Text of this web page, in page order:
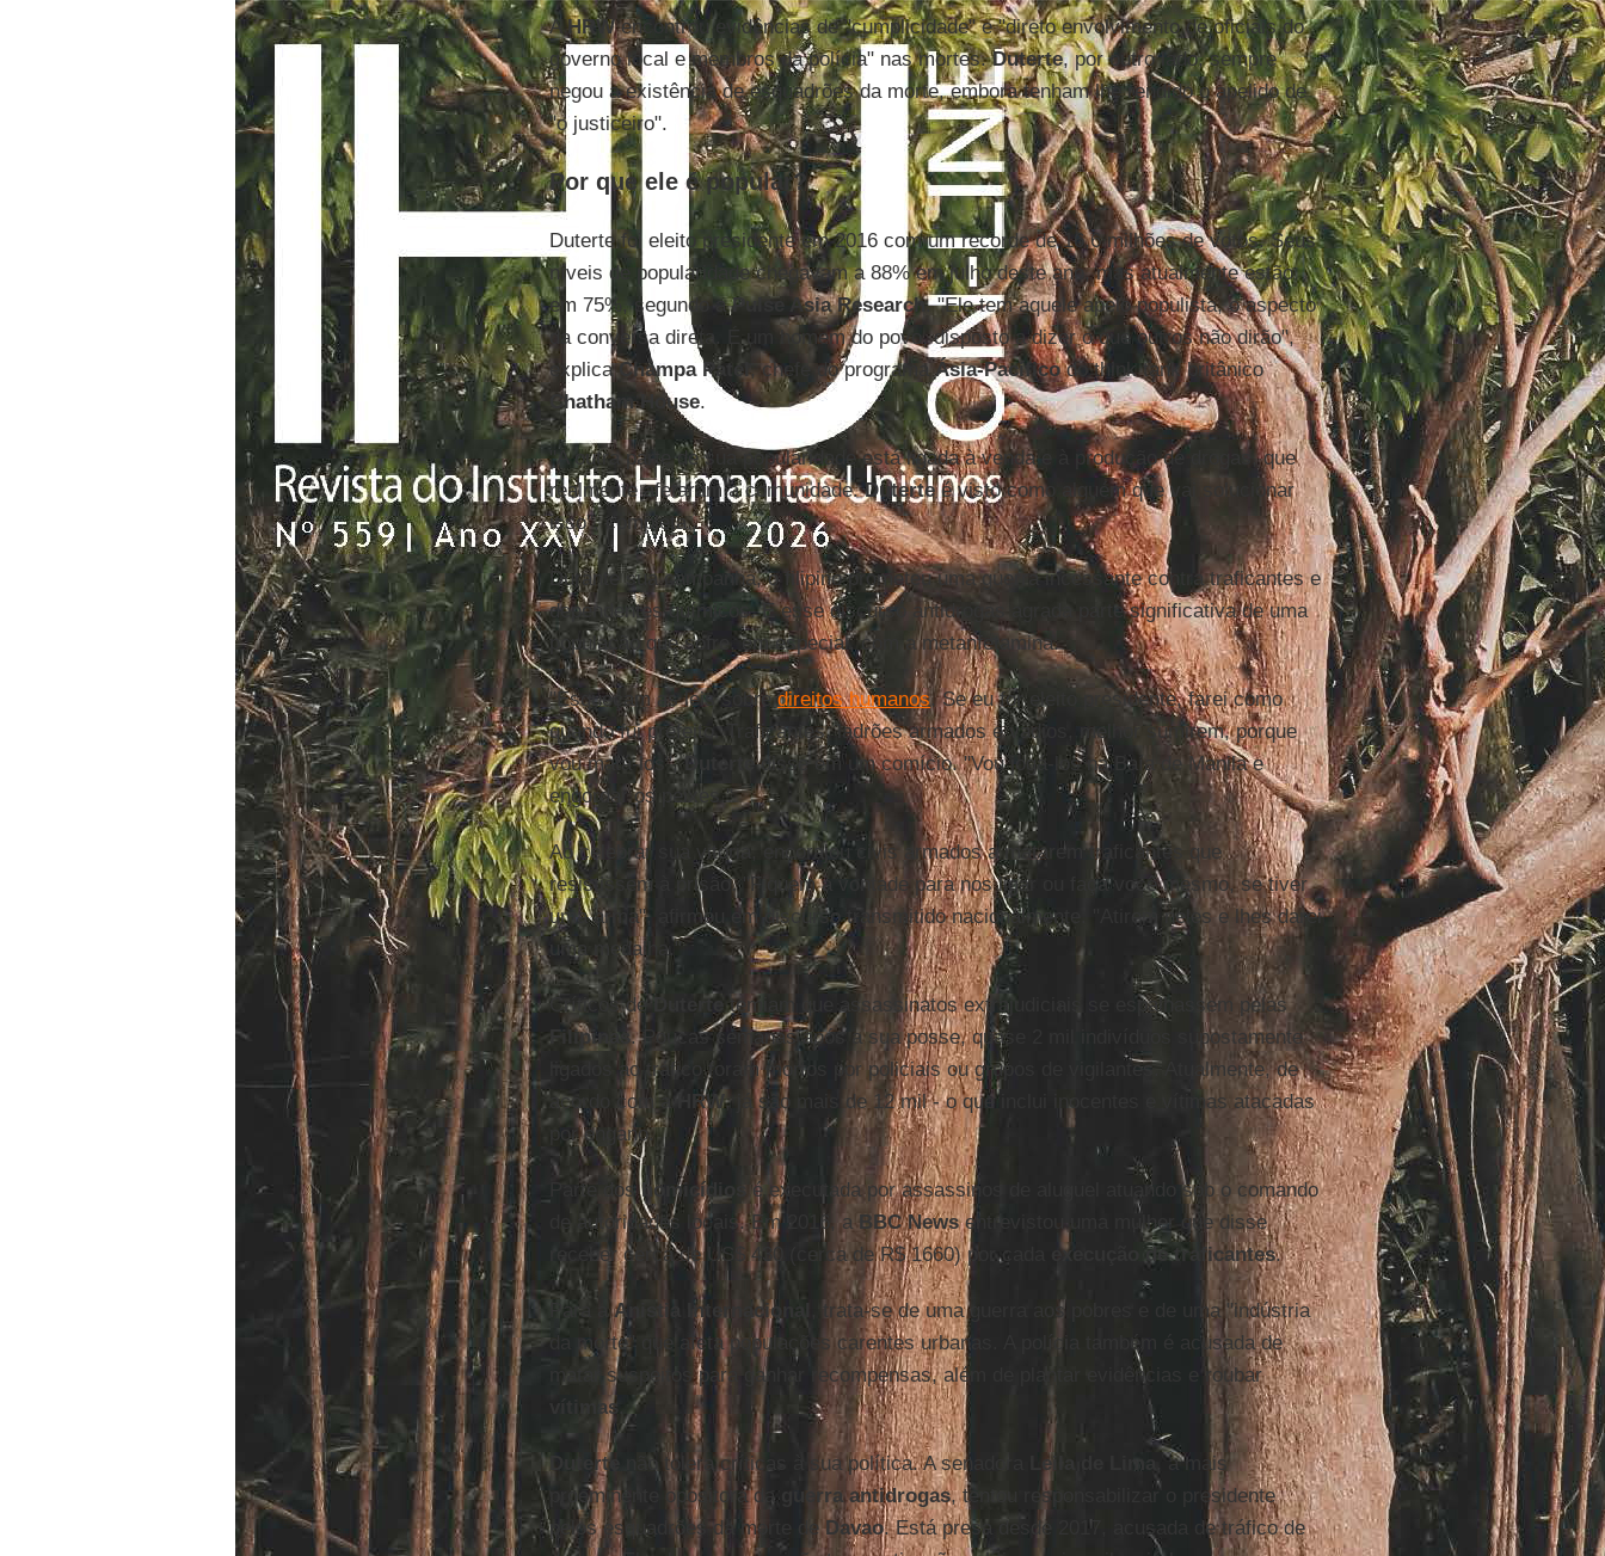
AHRWencontrou evidências de "cumplicidade" e "direto envolvimento de oficiais do
governo local e membros da polícia" nas mortes.Duterte, por outro lado, sempre
negou a existência de esquadrões da morte, embora tenham lhe rendido o apelido de
"o justiceiro".
Por que ele é popular?
Duterte foi eleito presidente em 2016 com um recorde de 16,6 milhões de votos. Seus
níveis de popularidade chegavam a 88% em julho deste ano, mas atualmente estão
em 75%, segundo aPulse Asia Research. "Ele tem aquele apelo populista, o aspecto
da conversa direta. É um homem do povo, disposto a dizer o que outros não dirão",
explicaChampa Patel, chefe do programaÁsia-Pacíficodo think tank britânico
Chatham House.
"A outra parte de sua popularidade está ligada à venda e à produção de drogas, que
realmente afetaram a comunidade.Duterteé visto como alguém que vai solucionar
isso", completa.
Durante sua campanha, o filipino prometeu uma guerra incessante contra traficantes e
dependentes químicos. E esse discurso antidrogas agrada parte significativa de uma
população que sofre, em especial, com a metanfetamina.
"Esqueçam as leis sobredireitos humanos. Se eu for eleito presidente, farei como
quando fui prefeito. Traficantes, ladrões armados e vadios, melhor sumirem, porque
vou matá-los",Dutertedisse em um comício. "Vou jogá-los na Baía de Manila e
engordar os peixes."
Ao celebrar sua vitória, encorajou civis armados a matarem traficantes que
resistissem à prisão. "Fiquem à vontade para nos ligar ou faça você mesmo, se tiver
uma arma", afirmou em discurso transmitido nacionalmente. "Atirem neles e lhes darei
uma medalha."
Críticos de Duterte temiam que assassinatos extrajudiciais se espalhassem pelas
Filipinas. Poucas semanas após a sua posse, quase 2 mil indivíduos supostamente
ligados ao tráfico foram mortos por policiais ou grupos de vigilantes. Atualmente, de
acordo com a HRW, já são mais de 12 mil - o que inclui inocentes e vítimas atacadas
por engano.
Parte doshomicídios
é executada por assassinos de aluguel atuando sob o comando
de autoridades locais. Em 2016, a BBC Newsentrevistou uma mulher que disse
receber cerca de US$ 430 (cerca de R$ 1660) por cada
execução de traficantes.
Para aAnistia Internacional
, trata-se de uma guerra aos pobres e de uma "indústria
da morte" que afeta populações carentes urbanas. A polícia também é acusada de
matar suspeitos para ganhar recompensas, além de plantar evidências e roubar
vítimas
Duterte não tolera críticas à sua política. A senadora Leila de Lima
, a mais
proeminente opositora da guerra antidrogas, tentou responsabilizar o presidente
pelos esquadrões da morte deDavao. Está presa desde 2017, acusada de tráfico de